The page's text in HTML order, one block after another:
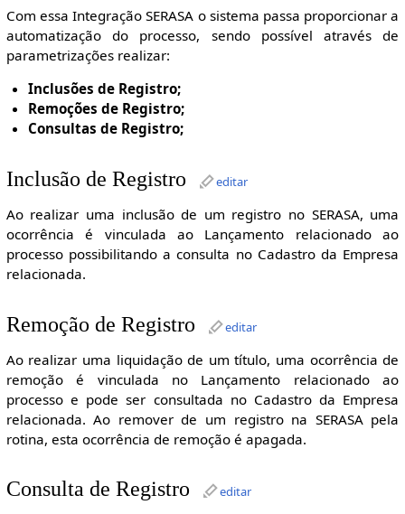
Com essa Integração SERASA o sistema passa proporcionar a
automatização do processo, sendo possível através de
parametrizações realizar:
Inclusões de Registro;
Remoções de Registro;
Consultas de Registro;
Inclusão de Registro editar
Ao realizar uma inclusão de um registro no SERASA, uma
ocorrência é vinculada ao Lançamento relacionado ao
processo possibilitando a consulta no Cadastro da Empresa
relacionada.
Remoção de Registro editar
Ao realizar uma liquidação de um título, uma ocorrência de
remoção é vinculada no Lançamento relacionado ao
processo e pode ser consultada no Cadastro da Empresa
relacionada. Ao remover de um registro na SERASA pela
rotina, esta ocorrência de remoção é apagada.
Consulta de Registro editar